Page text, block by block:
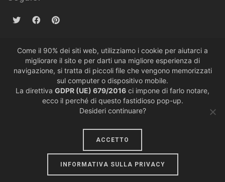
Politiche sulla Privacy·Condizioni di Vendita
design by
Come il 90% dei siti web, utilizziamo i cookie per aiutarci a
migliorare il sito e per darti una migliore esperienza di
navigazione, si tratta di piccoli file che vengono memorizzati
sul computer o dispositivo mobile.
La direttiva GDPR (UE) 679/2016 ci impone di farlo notare,
ecco il perché di questo fastidioso pop-up.
Desideri continuare?
ACCETTO
INFORMATIVA SULLA PRIVACY